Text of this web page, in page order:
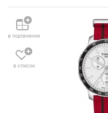
в порівняння
в список